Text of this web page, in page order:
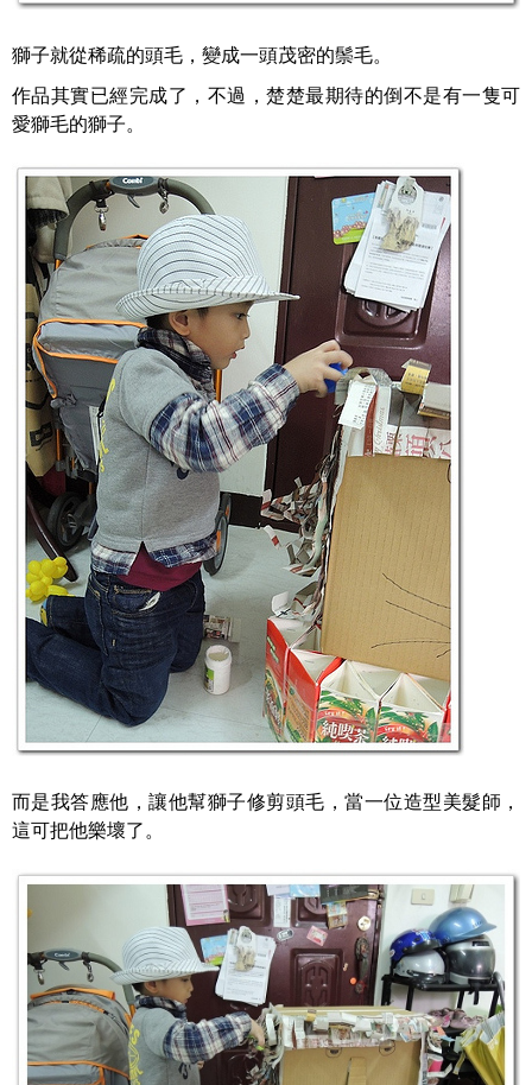
獅子就從稀疏的頭毛，變成一頭茂密的鬃毛。
作品其實已經完成了，不過，楚楚最期待的倒不是有一隻可
愛獅毛的獅子。
而是我答應他，讓他幫獅子修剪頭毛，當一位造型美髮師，
這可把他樂壞了。